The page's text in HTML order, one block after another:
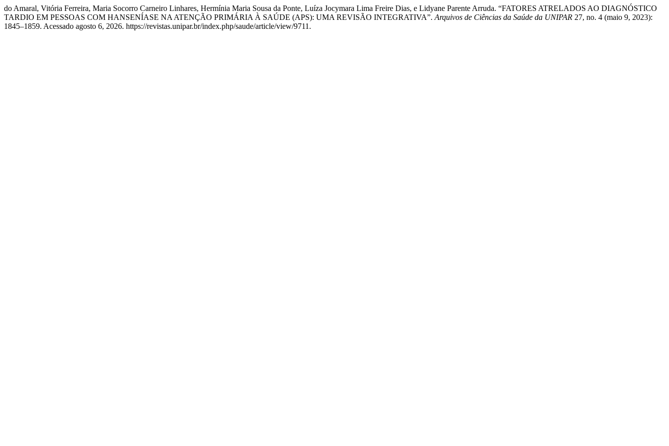
do Amaral, Vitória Ferreira, Maria Socorro Carneiro Linhares, Hermínia Maria Sousa da Ponte, Luíza Jocymara Lima Freire Dias, e Lidyane Parente Arruda. “FATORES ATRELADOS AO DIAGNÓSTICO
TARDIO EM PESSOAS COM HANSENÍASE NA ATENÇÃO PRIMÁRIA À SAÚDE (APS): UMA REVISÃO INTEGRATIVA”. Arquivos de Ciências da Saúde da UNIPAR 27, no. 4 (maio 9, 2023):
1845–1859. Acessado agosto 6, 2026. https://revistas.unipar.br/index.php/saude/article/view/9711.